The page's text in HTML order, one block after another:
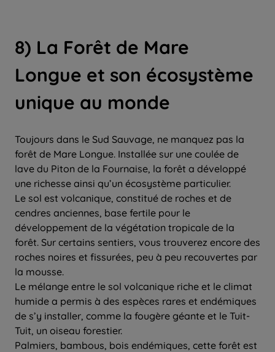
8) La Forêt de Mare
Longue et son écosystème
unique au monde
Toujours dans le Sud Sauvage, ne manquez pas la
forêt de Mare Longue. Installée sur une coulée de
lave du Piton de la Fournaise, la forêt a développé
une richesse ainsi qu’un écosystème particulier.
Le sol est volcanique, constitué de roches et de
cendres anciennes, base fertile pour le
développement de la végétation tropicale de la
forêt. Sur certains sentiers, vous trouverez encore des
roches noires et fissurées, peu à peu recouvertes par
la mousse.
Le mélange entre le sol volcanique riche et le climat
humide a permis à des espèces rares et endémiques
de s’y installer, comme la fougère géante et le Tuit-
Tuit, un oiseau forestier.
Palmiers, bambous, bois endémiques, cette forêt est